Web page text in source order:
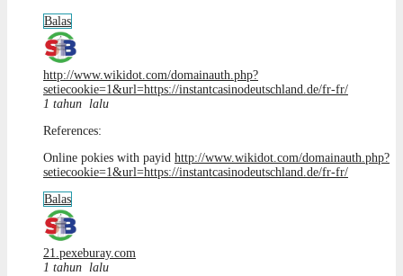
Balas
http://www.wikidot.com/domainauth.php?
setiecookie=1&url=https://instantcasinodeutschland.de/fr-fr/
1 tahun lalu
References:
Online pokies with payid http://www.wikidot.com/domainauth.php?
setiecookie=1&url=https://instantcasinodeutschland.de/fr-fr/
Balas
21.pexeburay.com
1 tahun lalu